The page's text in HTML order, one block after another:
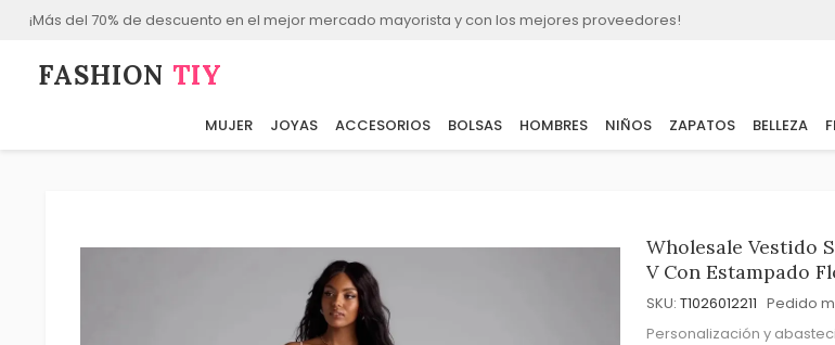
¡Más del 70% de descuento en el mejor mercado mayorista y con los mejores proveedores!
FASHION⁠ TIY
MUJER JOYAS ACCESORIOS BOLSAS HOMBRES NIÑOS ZAPATOS BELLEZA
Wholesale Vestido
V Con Estampado
SKU: T1026012211 Pedido
Personalización y